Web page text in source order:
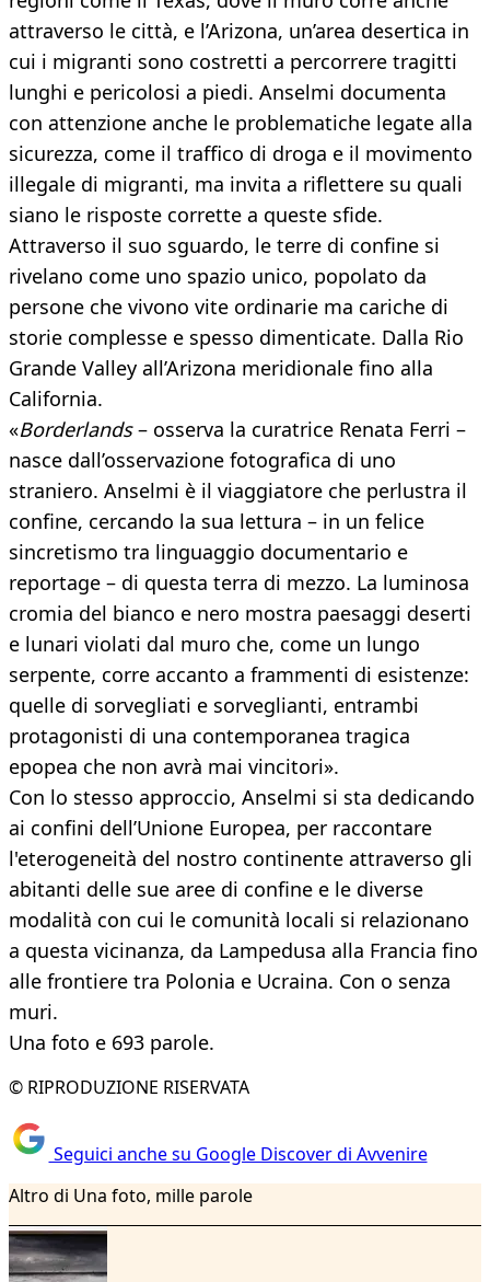
attraverso le città, e l’Arizona, un’area desertica in
cui i migranti sono costretti a percorrere tragitti
lunghi e pericolosi a piedi. Anselmi documenta
con attenzione anche le problematiche legate alla
sicurezza, come il traffico di droga e il movimento
illegale di migranti, ma invita a riflettere su quali
siano le risposte corrette a queste sfide.
Attraverso il suo sguardo, le terre di confine si
rivelano come uno spazio unico, popolato da
persone che vivono vite ordinarie ma cariche di
storie complesse e spesso dimenticate. Dalla Rio
Grande Valley all’Arizona meridionale fino alla
California.
«Borderlands– osserva la curatrice Renata Ferri –
nasce dall’osservazione fotografica di uno
straniero. Anselmi è il viaggiatore che perlustra il
confine, cercando la sua lettura – in un felice
sincretismo tra linguaggio documentario e
reportage – di questa terra di mezzo. La luminosa
cromia del bianco e nero mostra paesaggi deserti
e lunari violati dal muro che, come un lungo
serpente, corre accanto a frammenti di esistenze:
quelle di sorvegliati e sorveglianti, entrambi
protagonisti di una contemporanea tragica
epopea che non avrà mai vincitori».
Con lo stesso approccio, Anselmi si sta dedicando
ai confini dell’Unione Europea, per raccontare
l'eterogeneità del nostro continente attraverso gli
abitanti delle sue aree di confine e le diverse
modalità con cui le comunità locali si relazionano
a questa vicinanza, da Lampedusa alla Francia fino
alle frontiere tra Polonia e Ucraina. Con o senza
muri.
Una foto e 693 parole.
© RIPRODUZIONE RISERVATA
Seguici anche su Google Discover di Avvenire
Altro di Una foto, mille parole